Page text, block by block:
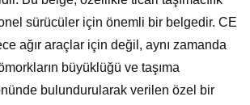
sürücüler için önemli bir belgedir. CE
ağır araçlar için değil, aynı zamanda
büyüklüğü ve taşıma
bulundurularak verilen özel bir